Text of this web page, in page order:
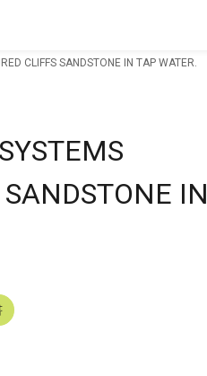
CLIFFS SANDSTONE IN TAP WATER.
IN